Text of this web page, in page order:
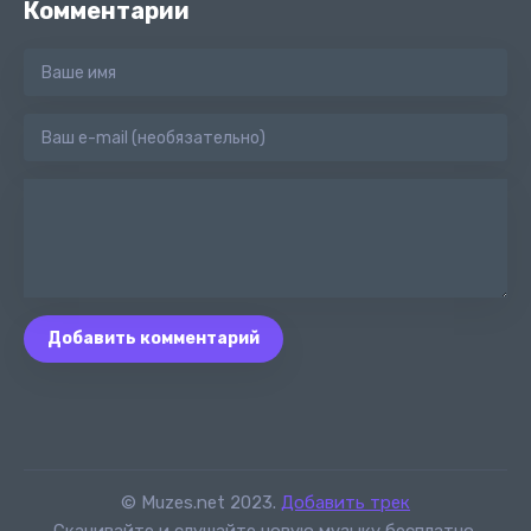
Комментарии
Добавить комментарий
© Muzes.net 2023. Добавить трек